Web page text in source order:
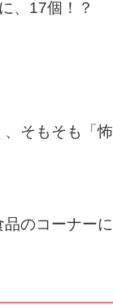
、17個！？
そもそも「怖
のコーナーに